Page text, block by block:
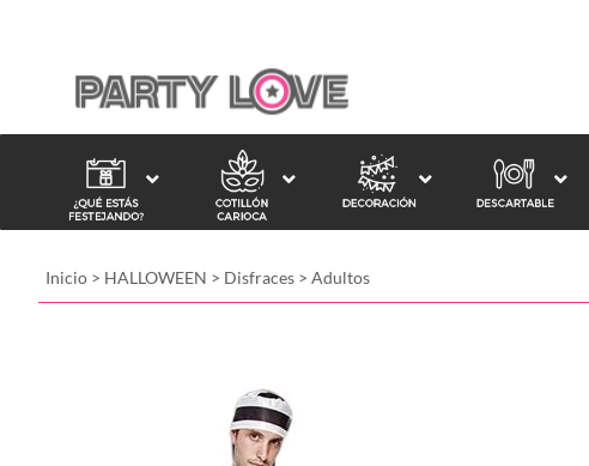
Inicio > HALLOWEEN > Disfraces > Adultos